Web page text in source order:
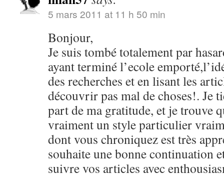
5 mars 2011 at 11 h 50 min
Bonjour,
Je suis tombé totalement par
ayant terminé l’ecole
des recherches et en lisant les
découvrir pas mal de choses!. Je
part de ma gratitude, et je trouve
vraiment un style particulier
dont vous chroniquez est très
souhaite une bonne continuation
suivre vos articles avec